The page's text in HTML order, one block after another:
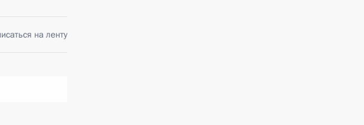
на ленту